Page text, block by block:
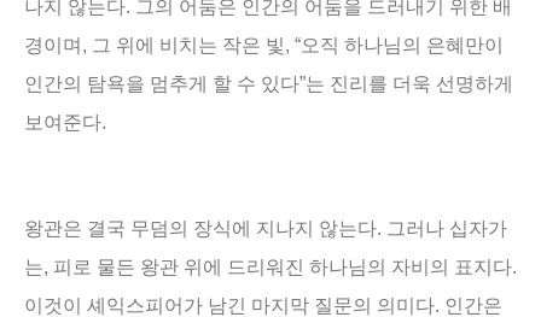
나지 않는다. 그의 어둠은 인간의 어둠을 드러내기 위한 배
경이며 , 그 위에 비치는 작은 빛, “오직 하나님의 은혜만이
인간의 탐욕을 멈추게 할 수 있다”는 진리를 더욱 선명하게
보여준다.
왕관은 결국 무덤의 장식에 지나지 않는다. 그러나 십자가
는, 피로 물든 왕관 위에 드리워진 하나님의 자비의 표지다.
이것이 셰익스피어가 남긴 마지막 질문의 의미다. 인간은